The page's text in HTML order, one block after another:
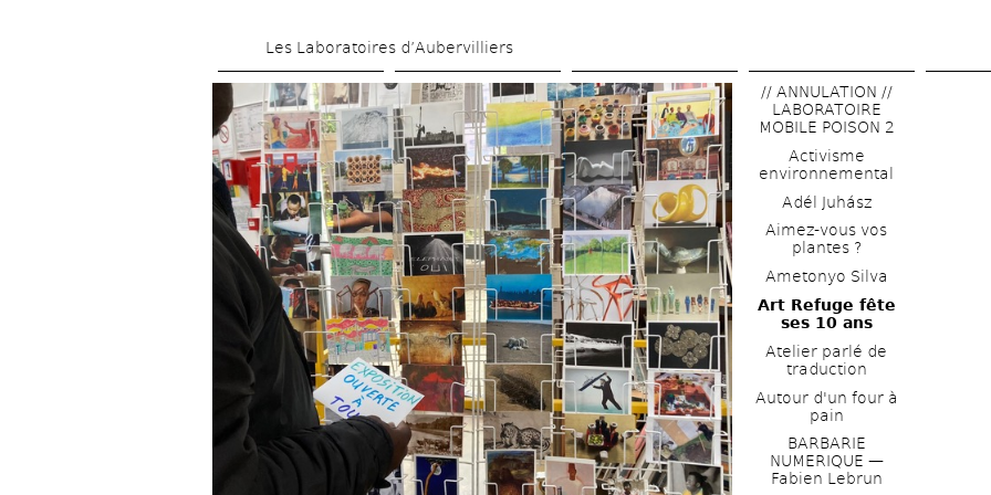
contenu
principal
Les Laboratoires d’Aubervilliers
// ANNULATION //
LABORATOIRE
MOBILE POISON 2
Activisme
environnemental
Adél Juhász
Aimez-vous vos
plantes ?
Ametonyo Silva
Art Refuge fête
ses 10 ans
Atelier parlé de
traduction
Autour d'un four à
pain
BARBARIE
NUMERIQUE —
Fabien Lebrun